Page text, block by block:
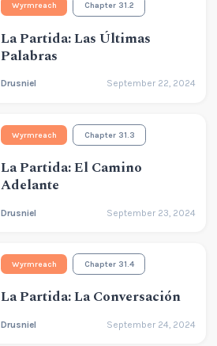
Wyrmreach Chapter 31.2
La Partida: Las Últimas
Palabras
Drusniel September 22, 2024
Wyrmreach Chapter 31.3
La Partida: El Camino
Adelante
Drusniel September 23, 2024
Wyrmreach Chapter 31.4
La Partida: La Conversación
Drusniel September 24, 2024